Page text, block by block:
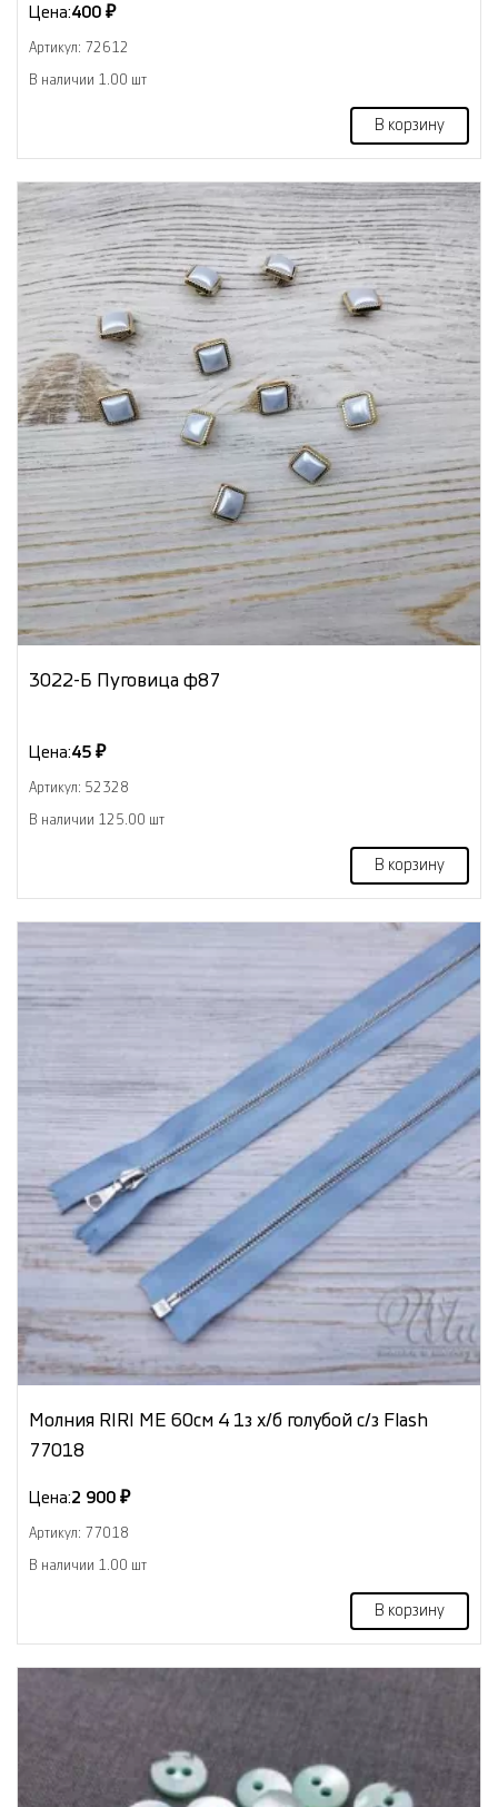
Цена:400 ₽
Артикул: 72612
В наличии 1.00 шт
В корзину
3022-Б Пуговица ф87
Цена:45 ₽
Артикул: 52328
В наличии 125.00 шт
В корзину
Молния RIRI ME 60см 4 1з х/б голубой с/з Flash
77018
Цена:2 900 ₽
Артикул: 77018
В наличии 1.00 шт
В корзину